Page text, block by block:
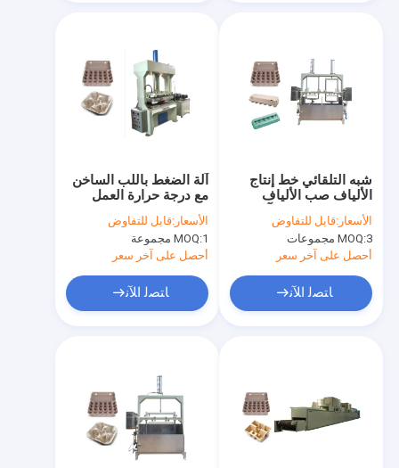
أشرطة فيديو
معلومات عنا
اتصل بنا
اطلب اقتباس
آلة صنع صندوق الغداء صدفي اللب
آلة صنع ألواح قصب السكر
آلة الضغط باللب الساخن
مع درجة حرارة العمل
160 ~ 200 12kw
الأسعار:قابل للتفاوض
MOQ:1 مجموعة
أحصل على آخر سعر
ﺎﺘﺼﻟ ﺍﻶﻧ
شبه التلقائي خط إنتاج
الألياف صب الألياف
الكرتون البيض مع آلة
الصحافة الساخنة
الأسعار:قابل للتفاوض
MOQ:3 مجموعات
أحصل على آخر سعر
ﺎﺘﺼﻟ ﺍﻶﻧ